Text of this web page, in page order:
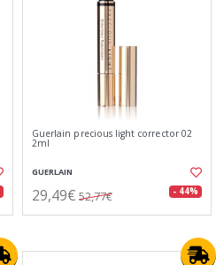
Guerlain precious light corrector 02
2ml
GUERLAIN
29,49€ 52,77€ - 44%